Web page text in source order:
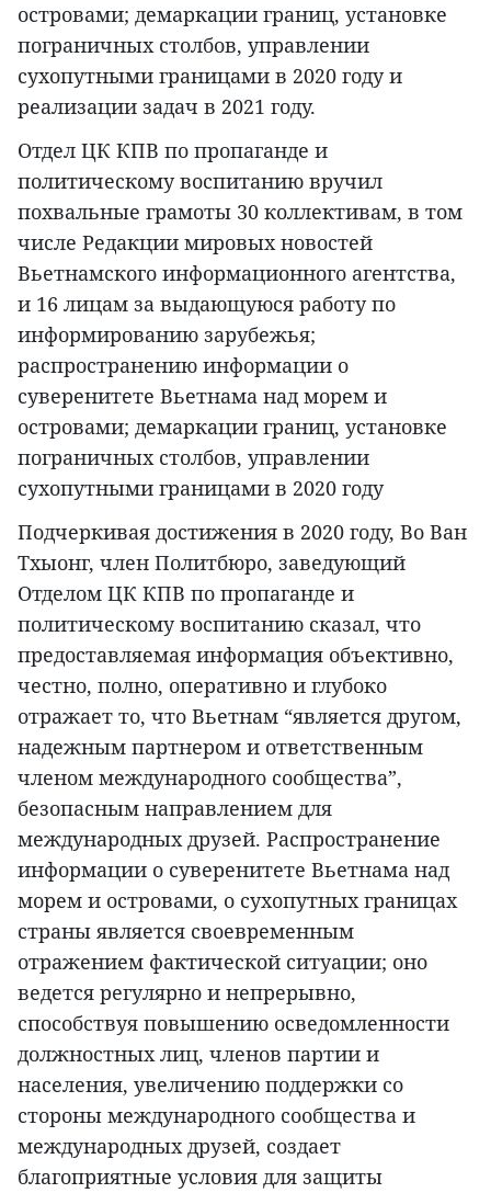
островами; демаркации границ, установке
пограничных столбов, управлении
сухопутными границами в 2020 году и
реализации задач в 2021 году.
Отдел ЦК КПВ по пропаганде и
политическому воспитанию вручил
похвальные грамоты 30 коллективам, в том
числе Редакции мировых новостей
Вьетнамского информационного агентства,
и 16 лицам за выдающуюся работу по
информированию зарубежья;
распространению информации о
суверенитете Вьетнама над морем и
островами; демаркации границ, установке
пограничных столбов, управлении
сухопутными границами в 2020 году
Подчеркивая достижения в 2020 году, Во Ван
Тхыонг, член Политбюро, заведующий
Отделом ЦК КПВ по пропаганде и
политическому воспитанию сказал, что
предоставляемая информация объективно,
честно, полно, оперативно и глубоко
отражает то, что Вьетнам “является другом,
надежным партнером и ответственным
членом международного сообщества”,
безопасным направлением для
международных друзей. Распространение
информации о суверенитете Вьетнама над
морем и островами, о сухопутных границах
страны является своевременным
отражением фактической ситуации; оно
ведется регулярно и непрерывно,
способствуя повышению осведомленности
должностных лиц, членов партии и
населения, увеличению поддержки со
стороны международного сообщества и
международных друзей, создает
благоприятные условия для защиты